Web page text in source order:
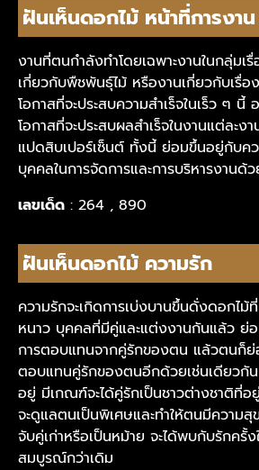
ฝันเห็นดอกไม้ หน้าที่การงาน
งานที่ตนกำลังทำโดยเฉพาะงานในกลุ่มเ
เกี่ยวกับพืชพันธุ์ไม้ หรืองานเกี่ยวกับเรื่
โอกาสที่จะประสบความสำเร็จในเร็ว ๆ นี้
โอกาสที่จะประสบผลสำเร็จในงานแต่ละ
แปดสิบเปอร์เซ็นต์ ทั้งนี้ ย่อมขึ้นอยู่กับค
บุคคลในการจัดการและการบริหารงานด้
เลขเด็ด : 264 , 890
ฝันเห็นดอกไม้ ความรัก
ความรักจะเกิดการเบ่งบานขึ้นดั่งดอกไม้
หนาว บุคคลที่มีคู่และแต่งงานกันแล้ว ย่อ
การตอบแทนจากคู่รักของตน แล้วตนก็ย่
ตอบแทนคู่รักของตนอีกด้วยเช่นเดียวกั
อยู่ มีเกณฑ์จะได้คู่รักเป็นชาวต่างชาติที่อยู่
จะดูแลตนเป็นพิเศษและทำให้ตนมีความ
จับคู่เก่าหรือเป็นหม้าย จะได้พบกับรักครั้
สมบูรณ์กว่าเดิม